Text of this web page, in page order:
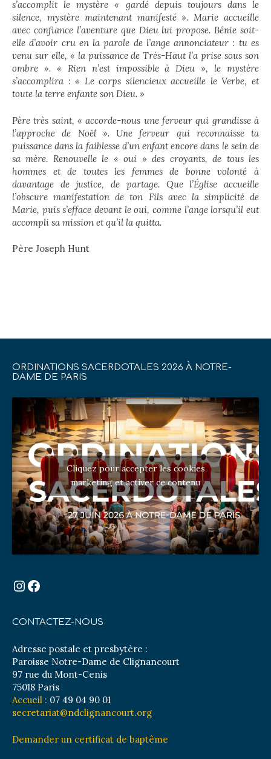
s’accomplit le mystère « gardé depuis toujours dans le
silence, mystère maintenant manifesté ». Marie accueille
avec confiance l’aventure que Dieu lui propose. Bénie soit-
elle d’avoir cru en la parole de l’ange annonciateur : tu es
venu sur elle, « la puissance de Très-Haut l’a prise sous son
ombre ». « Rien n’est impossible à Dieu », le mystère
s’accomplira : « Le corps silencieux accueille le Verbe, et
toute la terre enfante son Dieu. »
Père très saint, « accorde-nous une ferveur qui grandisse à
l’approche de Noël ». Une ferveur qui reconnaisse ta
puissance dans la faiblesse d’un enfant encore dans le sein de
sa mère. Renouvelle le « oui » des croyants, de tous les
hommes et de toutes les femmes de bonne volonté à
davantage de justice, de partage. Que l’Église accueille
l’obscure manifestation de ton Fils avec la simplicité de
Marie, puis s’efface devant le oui, comme l’ange lorsqu’il eut
accompli sa mission et qu’il la quitta.
Père Joseph Hunt
ORDINATIONS SACERDOTALES 2026 À NOTRE-
DAME DE PARIS
Cliquez pour accepter les cookies
marketing et activer ce contenu
Instagram
Facebook
CONTACTEZ-NOUS
Adresse postale et presbytère :
Paroisse Notre-Dame de Clignancourt
97 rue du Mont-Cenis
75018 Paris
Accueil : 07 49 04 90 01
secretariat@ndclignancourt.org
Demander un certificat de baptême